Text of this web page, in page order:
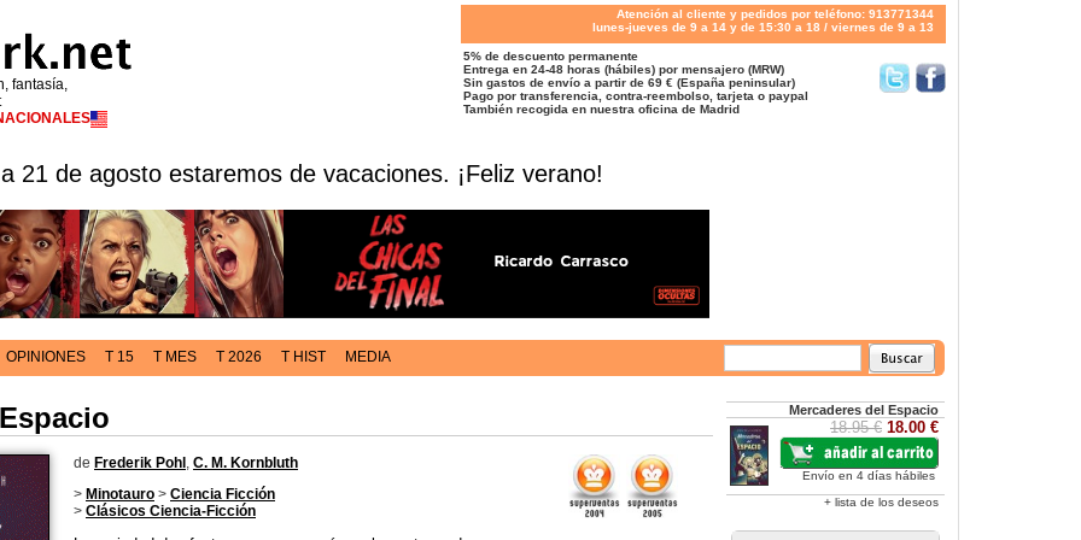
fantasía,
Atención al cliente y pedidos por teléfono: 913771344
lunes-jueves de 9 a 14 y de 15:30 a 18 / viernes de 9 a 13
5% de descuento permanente
Entrega en 24-48 horas (hábiles) por mensajero (MRW)
Sin gastos de envío a partir de 69 € (España peninsular)
Pago por transferencia, contra-reembolso, tarjeta o paypal
También recogida en nuestra oficina de Madrid
21 de agosto estaremos de vacaciones. ¡Feliz verano!
OPINIONES T 15 T MES T 2026 T HIST MEDIA
de Frederik Pohl , C. M. Kornbluth
> Minotauro > Ciencia Ficción
> Clásicos Ciencia-Ficción
Mercaderes del Espacio
18.95 € 18.00 €
Envío en 4 días hábiles
+ lista de los deseos